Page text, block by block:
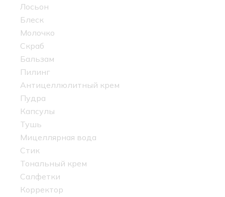
Лосьон
Блеск
Молочко
Скраб
Бальзам
Пилинг
Антицеллюлитный крем
Пудра
Капсулы
Тушь
Мицеллярная вода
Стик
Тональный крем
Салфетки
Корректор